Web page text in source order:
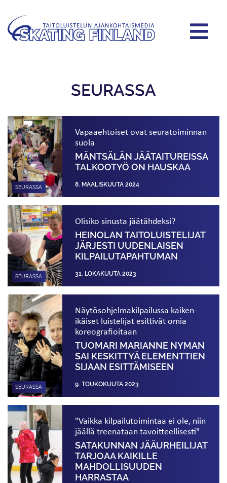
SEURASSA
SEURASSA
Vapaaehtoiset ovat seuratoiminnan
suola
MÄNTSÄLÄN JÄÄTAITUREISSA
TALKOOTYÖ ON HAUSKAA
8. MAALISKUUTA 2024
SEURASSA
Olisiko sinusta jäätähdeksi?
HEINOLAN TAITOLUISTELIJAT
JÄRJESTI UUDEN­LAISEN
KILPAILU­TAPAHTUMAN
31. LOKAKUUTA 2023
SEURASSA
Näytös­­­ohjelma­kilp­ailussa kaiken­
ikäiset ­­luistelijat esittivät omia
koreografioitaan
TUOMARI MARIANNE NYMAN
SAI KESKITTYÄ ELEMENTTIEN
SIJAAN ESITTÄMISEEN
9. TOUKOKUUTA 2023
"Vaikka kilpailutoimintaa ei ole, niin
jäällä treenataan tavoitteellisesti"
SATAKUNNAN JÄÄURHEILIJAT
TARJOAA KAIKILLE
MAHDOLLISUUDEN
HARRASTAA